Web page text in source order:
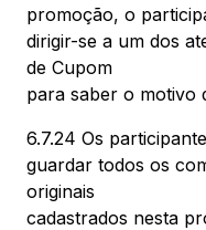
promoção, o
dirigir-se a um dos
de Cupom
para saber o motivo
6.7.24 Os
guardar todos os
originais
cadastrados nesta